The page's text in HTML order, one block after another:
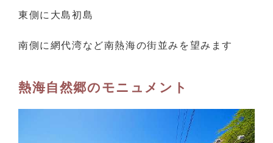
東側に大島初島
南側に網代湾など南熱海の街並みを望みます
熱海自然郷のモニュメント